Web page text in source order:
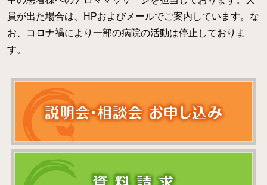
員が出た場合は、HPおよびメールでご案内しています。な
お、コロナ禍により一部の病院の活動は停止しておりま
す。